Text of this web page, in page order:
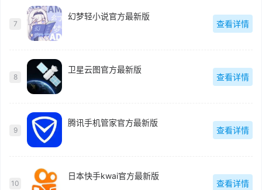
7
幻梦轻小说官方最新版
查看详情
8
卫星云图官方最新版
查看详情
9
腾讯手机管家官方最新版
查看详情
10
日本快手kwai官方最新版
查看详情